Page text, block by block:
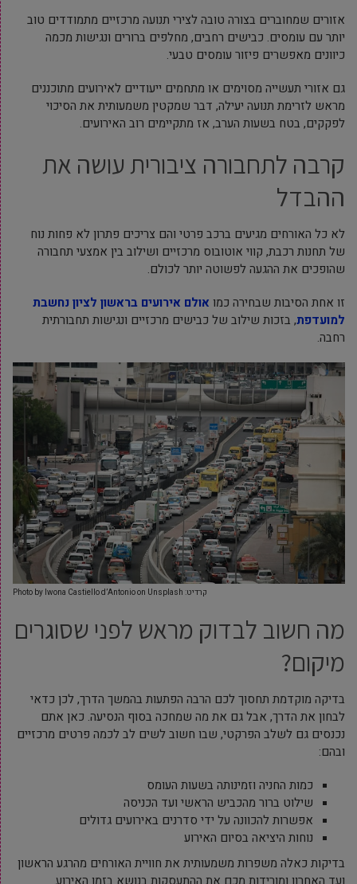
אזורים שמחוברים בצורה טובה לצירי תנועה מרכזיים מתמודדים טוב
יותר עם עומסים. כבישים רחבים, מחלפים ברורים ונגישות מכמה
כיוונים מאפשרים פיזור עומסים טבעי.
גם אזורי תעשייה מסוימים או מתחמים ייעודיים לאירועים מתוכננים
מראש לזרימת תנועה יעילה, דבר שמקטין משמעותית את הסיכוי
לפקקים, בטח בשעות הערב, אז מתקיימים רוב האירועים.
קרבה לתחבורה ציבורית עושה את
ההבדל
לא כל האורחים מגיעים ברכב פרטי והם צריכים פתרון לא פחות נוח
של תחנות רכבת, קווי אוטובוס מרכזיים ושילוב בין אמצעי תחבורה
שהופכים את ההגעה לפשוטה יותר לכולם.
זו אחת הסיבות שבחירה כמו אולם אירועים בראשון לציון נחשבת
למועדפת, בזכות שילוב של כבישים מרכזיים ונגישות תחבורתית
רחבה.
קרדיט: Photo by Iwona Castiello d’Antonio on Unsplash
מה חשוב לבדוק מראש לפני שסוגרים
מיקום?
בדיקה מוקדמת תחסוך לכם הרבה הפתעות בהמשך הדרך, לכן כדאי
לבחון את הדרך, אבל גם את מה שמחכה בסוף הנסיעה. כאן אתם
נכנסים גם לשלב הפרקטי, שבו חשוב לשים לב לכמה פרטים מרכזיים
ובהם:
כמות החניה וזמינותה בשעות העומס
שילוט ברור מהכביש הראשי ועד הכניסה
אפשרות להכוונה על ידי סדרנים באירועים גדולים
נוחות היציאה בסיום האירוע
בדיקות כאלה משפרות משמעותית את חוויית האורחים מהרגע הראשון
ועד האחרון ומורידות מכם את ההתעסקות בנושא בזמן האירוע.